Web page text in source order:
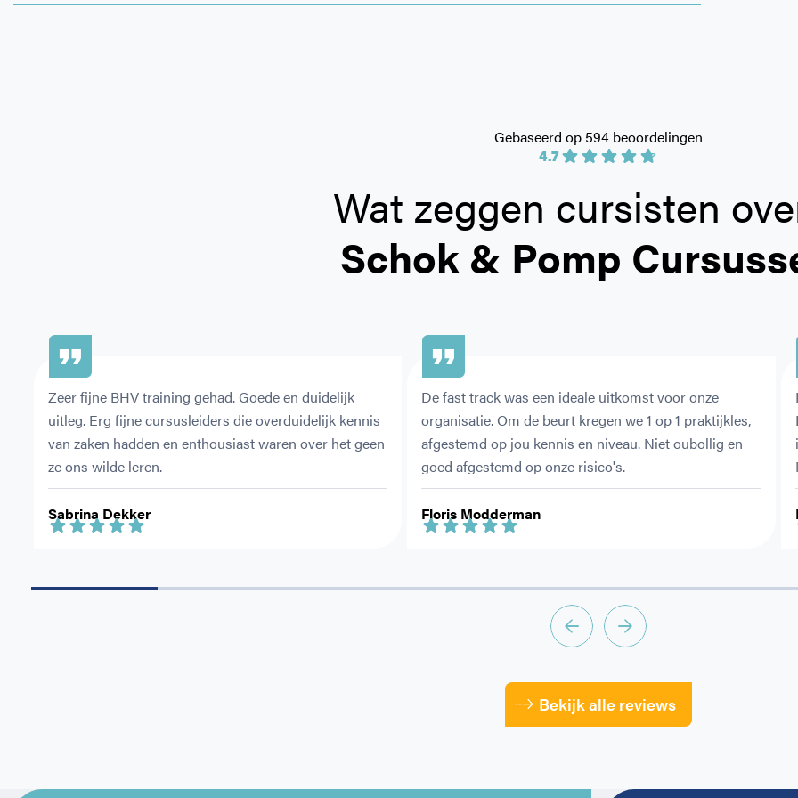
Wat zeggen cursisten
Schok & Pomp
4.7
Gebaseerd op 594 beoordelingen
Sabrina Dekker
Zeer fijne BHV training gehad. Goede en duidelijk
uitleg. Erg fijne cursusleiders die overduidelijk kennis
van zaken hadden en enthousiast waren over het geen
ze ons wilde leren.
Floris Modderman
De fast track was een ideale uitkomst voor onze
organisatie. Om de beurt kregen we 1 op 1 praktijkles,
afgestemd op jou kennis en niveau. Niet oubollig en
goed afgestemd op onze risico's.
Bekijk alle reviews